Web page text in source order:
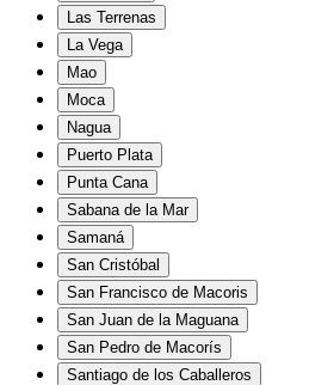
Las Terrenas
La Vega
Mao
Moca
Nagua
Puerto Plata
Punta Cana
Sabana de la Mar
Samaná
San Cristóbal
San Francisco de Macoris
San Juan de la Maguana
San Pedro de Macorís
Santiago de los Caballeros